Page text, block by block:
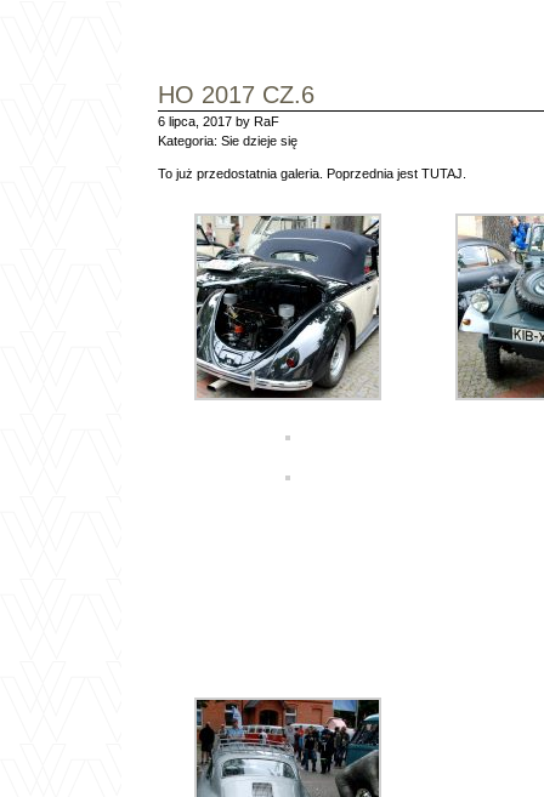
HO 2017 CZ.6
6 lipca, 2017 by RaF
Kategoria: Sie dzieje się
To już przedostatnia galeria. Poprzednia jest TUTAJ